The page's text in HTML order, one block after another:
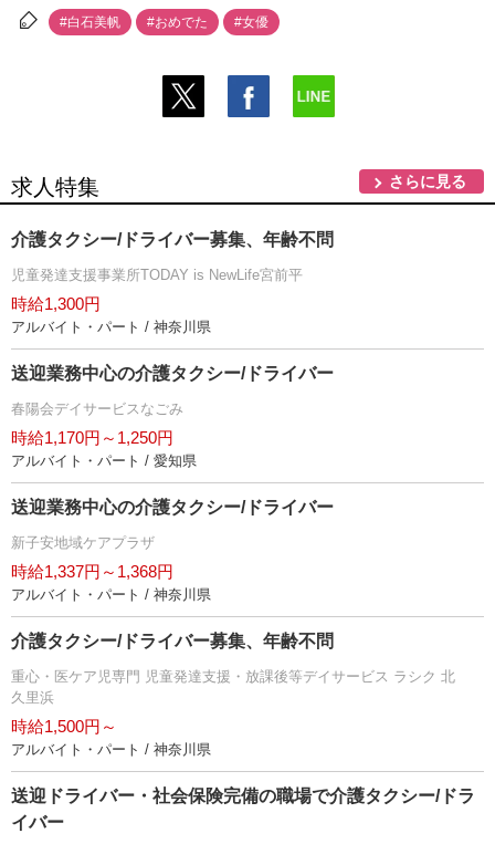
#白石美帆 #おめでた #女優
求人特集 さらに見る
介護タクシー/ドライバー募集、年齢不問
児童発達支援事業所TODAY is NewLife宮前平
時給1,300円
アルバイト・パート / 神奈川県
送迎業務中心の介護タクシー/ドライバー
春陽会デイサービスなごみ
時給1,170円～1,250円
アルバイト・パート / 愛知県
送迎業務中心の介護タクシー/ドライバー
新子安地域ケアプラザ
時給1,337円～1,368円
アルバイト・パート / 神奈川県
介護タクシー/ドライバー募集、年齢不問
重心・医ケア児専門 児童発達支援・放課後等デイサービス ラシク 北
久里浜
時給1,500円～
アルバイト・パート / 神奈川県
送迎ドライバー・社会保険完備の職場で介護タクシー/ドラ
イバー